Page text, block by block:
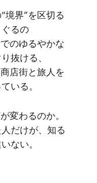
境界”を​区切る​
るの​
の​ゆる​やかな​
抜ける、​
店街と​旅人を​
いる。
変わるのか。​
だけが、​知る​
ない。